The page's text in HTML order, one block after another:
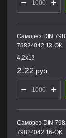
Саморез DIN
79824042 13-OK
4,2х13
2.22 руб.
Саморез DIN
79824042 16-OK